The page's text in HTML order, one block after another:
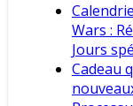
Wars :
Jours
Cadeau